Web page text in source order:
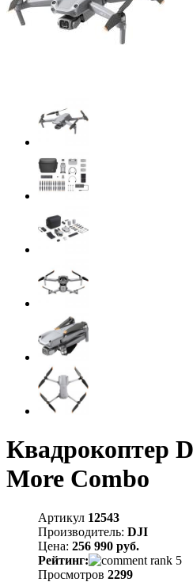
Квадрокоптер
More Combo
Артикул 12543
Производитель: DJI
Цена: 256 990 руб.
Рейтинг:
Просмотров 2299